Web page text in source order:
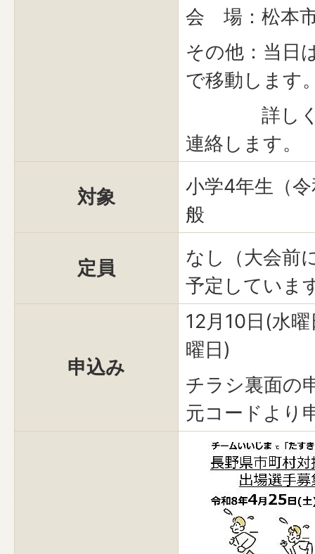
会 場：松本
その他：当日
で移動します
詳しくは
連絡します。
対象
小学4年生（
般
定員
なし（大会前
予定していま
申込み
12月10日(水
曜日)
チラシ裏面の
元コードより